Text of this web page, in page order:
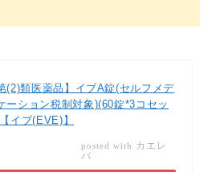
(2)類医薬品】イブA錠(セルフメデ
ーション税制対象)(60錠*3コセッ
イブ(EVE)】
posted with カエレ
バ